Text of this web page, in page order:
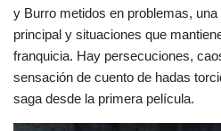
y Burro metidos en problemas,
principal y situaciones que
franquicia. Hay persecuciones,
sensación de cuento de hadas
saga desde la primera película.